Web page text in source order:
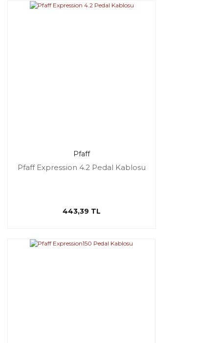
Pfaff
Pfaff Expression 4.2 Pedal Kablosu
443,39 TL